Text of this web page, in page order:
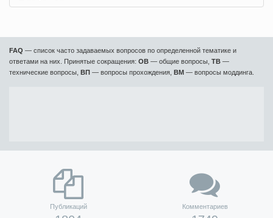
FAQ — список часто задаваемых вопросов по определенной тематике и
ответами на них. Принятые сокращения: ОВ — общие вопросы, ТВ —
технические вопросы, ВП — вопросы прохождения, ВМ — вопросы моддинга.
Публикаций Комментариев